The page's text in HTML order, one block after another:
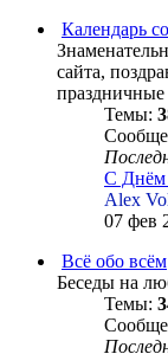
Календарь
сайта,
Темы:
С Днём
Alex
07 фев
Всё обо всём
Беседы на
Темы: